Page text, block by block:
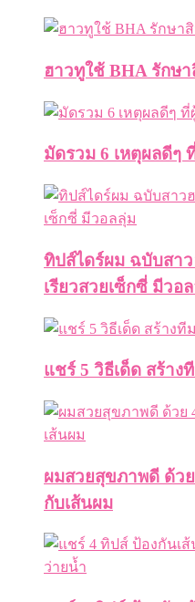
ฮาวทูใช้ BHA รักษ
มัดรวม 6 เหตุผลดีๆ
ทิปส์ไดร์ผม ฉบับสา
เรียวสวยเซ็กซี่ มีวอ
แชร์ 5 วิธีเด็ด สร้าง
ผมสวยสุขภาพดี ด้ว
กับเส้นผม